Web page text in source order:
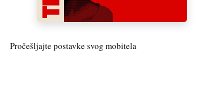
Pročešljajte postavke svog mobitela